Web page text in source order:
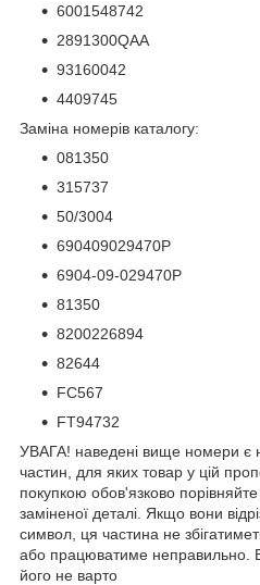
6001548742
2891300QAA
93160042
4409745
Заміна номерів каталогу:
081350
315737
50/3004
690409029470P
6904-09-029470P
81350
8200226894
82644
FC567
FT94732
УВАГА! наведені вище номери є
частин, для яких товар у цій
покупкою обов'язково
заміненої деталі. Якщо вони
символ, ця частина не
або працюватиме неправильно.
його не варто